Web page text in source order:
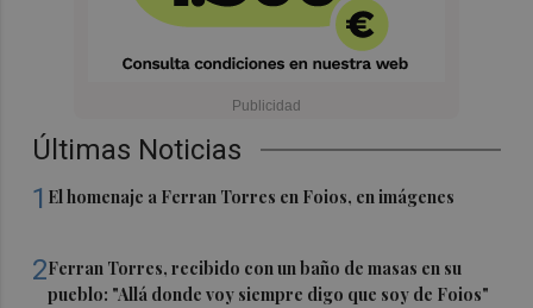
Últimas Noticias
1 El homenaje a Ferran Torres en Foios, en imágenes
2Ferran Torres, recibido con un baño de masas en su
pueblo: "Allá donde voy siempre digo que soy de Foios"